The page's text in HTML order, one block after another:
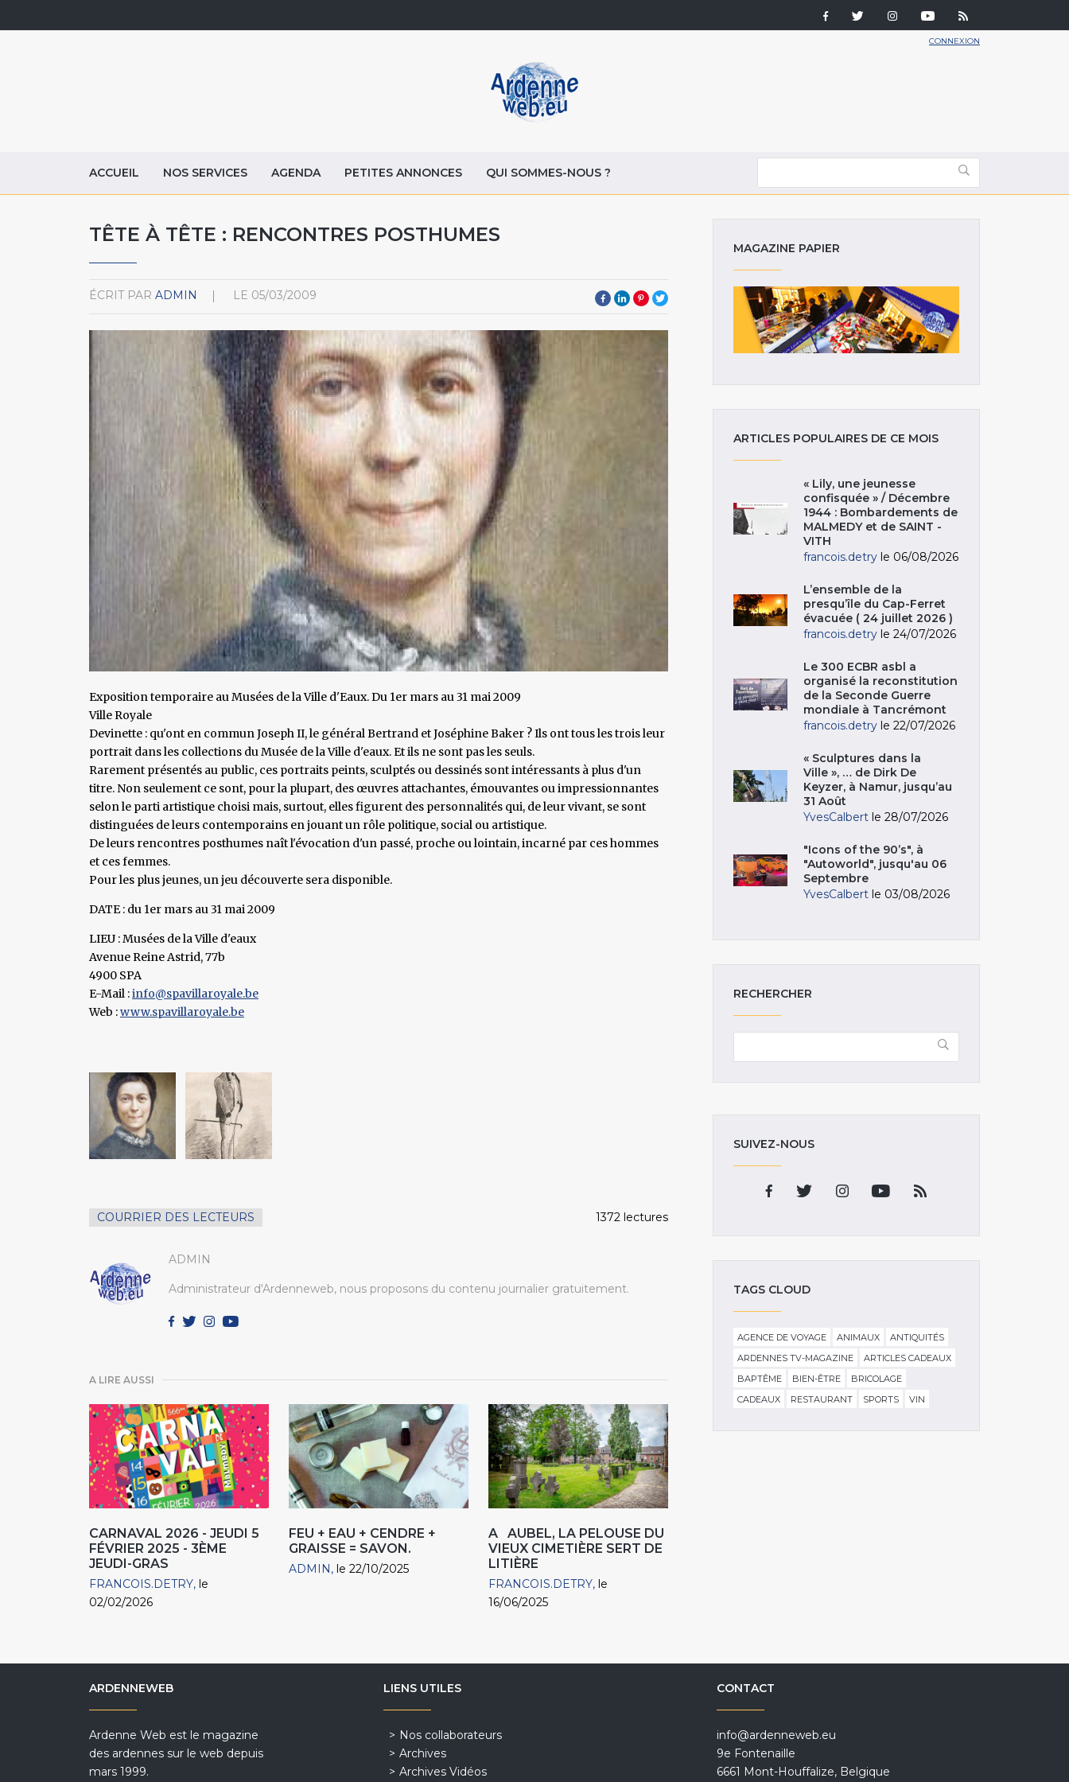
CONNEXION
ACCUEIL NOS SERVICES AGENDA PETITES ANNONCES QUI SOMMES-NOUS ?
TÊTE À TÊTE : RENCONTRES POSTHUMES
ÉCRIT PAR ADMIN LE 05/03/2009
Exposition temporaire au Musées de la Ville d'Eaux. Du 1er mars au 31 mai 2009
Ville Royale
Devinette : qu'ont en commun Joseph II, le général Bertrand et Joséphine Baker ? Ils ont tous les trois leur
portrait dans les collections du Musée de la Ville d'eaux. Et ils ne sont pas les seuls.
Rarement présentés au public, ces portraits peints, sculptés ou dessinés sont intéressants à plus d'un
titre. Non seulement ce sont, pour la plupart, des œuvres attachantes, émouvantes ou impressionnantes
selon le parti artistique choisi mais, surtout, elles figurent des personnalités qui, de leur vivant, se sont
distinguées de leurs contemporains en jouant un rôle politique, social ou artistique.
De leurs rencontres posthumes naît l'évocation d'un passé, proche ou lointain, incarné par ces hommes
et ces femmes.
Pour les plus jeunes, un jeu découverte sera disponible.
DATE : du 1er mars au 31 mai 2009
LIEU : Musées de la Ville d'eaux
Avenue Reine Astrid, 77b
4900 SPA
E-Mail :info@spavillaroyale.be
Web :www.spavillaroyale.be
COURRIER DES LECTEURS 1372 lectures
ADMIN
Administrateur d'Ardenneweb, nous proposons du contenu journalier gratuitement.
A LIRE AUSSI
CARNAVAL 2026 - JEUDI 5
FÉVRIER 2025 - 3ÈME
JEUDI-GRAS
FRANCOIS.DETRY le
02/02/2026
FEU + EAU + CENDRE +
GRAISSE = SAVON.
ADMIN le 22/10/2025
A AUBEL, LA PELOUSE DU
VIEUX CIMETIÈRE SERT DE
LITIÈRE
FRANCOIS.DETRY le
16/06/2025
MAGAZINE PAPIER
ARTICLES POPULAIRES DE CE MOIS
« Lily, une jeunesse
confisquée » / Décembre
1944 : Bombardements de
MALMEDY et de SAINT -
VITH
francois.detry le 06/08/2026
L’ensemble de la
presqu’île du Cap-Ferret
évacuée ( 24 juillet 2026 )
francois.detry le 24/07/2026
Le 300 ECBR asbl a
organisé la reconstitution
de la Seconde Guerre
mondiale à Tancrémont
francois.detry le 22/07/2026
« Sculptures dans la
Ville », … de Dirk De
Keyzer, à Namur, jusqu’au
31 Août
YvesCalbert le 28/07/2026
"Icons of the 90’s", à
"Autoworld", jusqu'au 06
Septembre
YvesCalbert le 03/08/2026
RECHERCHER
SUIVEZ-NOUS
TAGS CLOUD
AGENCE DE VOYAGE ANIMAUX
ANTIQUITÉS
ARDENNES TV-MAGAZINE
ARTICLES CADEAUX
BAPTÊME
BIEN-ÊTRE
BRICOLAGE
CADEAUX
RESTAURANT SPORTS VIN
ARDENNEWEB
Ardenne Web est le magazine
des ardennes sur le web depuis
mars 1999.
LIENS UTILES
Nos collaborateurs
Archives
Archives Vidéos
CONTACT
info@ardenneweb.eu
9e Fontenaille
6661 Mont-Houffalize, Belgique